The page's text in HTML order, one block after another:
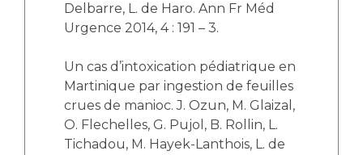
Delbarre, L. de Haro. Ann Fr Méd
Urgence 2014, 4 : 191 – 3.
Un cas d’intoxication pédiatrique en
Martinique par ingestion de feuilles
crues de manioc. J. Ozun, M. Glaizal,
O. Flechelles, G. Pujol, B. Rollin, L.
Tichadou, M. Hayek-Lanthois, L. de